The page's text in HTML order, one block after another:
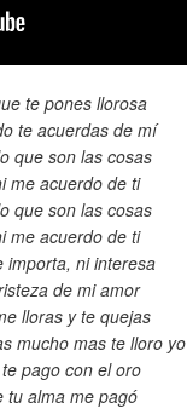
te pones llorosa
te acuerdas de mí
que son las cosas
me acuerdo de ti
que son las cosas
me acuerdo de ti
importa, ni interesa
de mi amor
lloras y te quejas
mucho mas te lloro yo
pago con el oro
tu alma me pagó